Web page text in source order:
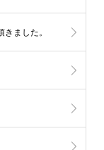
ました。